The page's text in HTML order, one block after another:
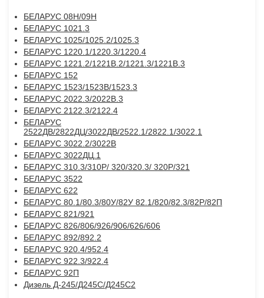
БЕЛАРУС 08Н/09Н
БЕЛАРУС 1021.3
БЕЛАРУС 1025/1025.2/1025.3
БЕЛАРУС 1220.1/1220.3/1220.4
БЕЛАРУС 1221.2/1221В.2/1221.3/1221В.3
БЕЛАРУС 152
БЕЛАРУС 1523/1523В/1523.3
БЕЛАРУС 2022.3/2022В.3
БЕЛАРУС 2122.3/2122.4
БЕЛАРУС
2522ДВ/2822ДЦ/3022ДВ/2522.1/2822.1/3022.1
БЕЛАРУС 3022.2/3022В
БЕЛАРУС 3022ДЦ.1
БЕЛАРУС 310.3/310Р/ 320/320.3/ 320Р/321
БЕЛАРУС 3522
БЕЛАРУС 622
БЕЛАРУС 80.1/80.3/80У/82У 82.1/820/82.3/82P/82П
БЕЛАРУС 821/921
БЕЛАРУС 826/806/926/906/626/606
БЕЛАРУС 892/892.2
БЕЛАРУС 920.4/952.4
БЕЛАРУС 922.3/922.4
БЕЛАРУС 92П
Дизель Д-245/Д245С/Д245С2